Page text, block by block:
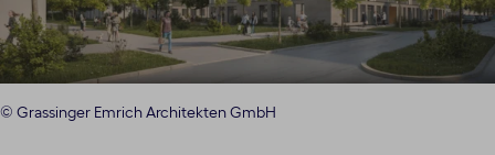
© Grassinger Emrich Architekten GmbH